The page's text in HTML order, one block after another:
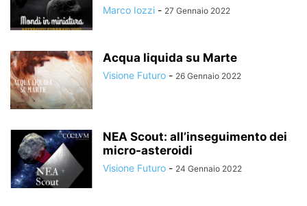
Marco Iozzi - 27 Gennaio 2022
Acqua liquida su Marte
Visione Futuro - 26 Gennaio 2022
NEA Scout: all’inseguimento dei
micro-asteroidi
Visione Futuro - 24 Gennaio 2022